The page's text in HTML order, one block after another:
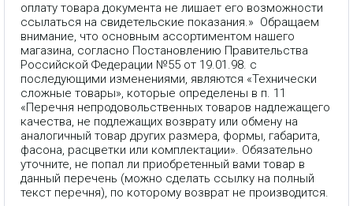
оплату товара документа не лишает его возможности
ссылаться на свидетельские показания.» Обращаем
внимание, что основным ассортиментом нашего
магазина, согласно Постановлению Правительства
Российской Федерации №55 от 19.01.98. с
последующими изменениями, являются «Технически
сложные товары», которые определены в п. 11
«Перечня непродовольственных товаров надлежащего
качества, не подлежащих возврату или обмену на
аналогичный товар других размера, формы, габарита,
фасона, расцветки или комплектации». Обязательно
уточните, не попал ли приобретенный вами товар в
данный перечень (можно сделать ссылку на полный
текст перечня), по которому возврат не производится.